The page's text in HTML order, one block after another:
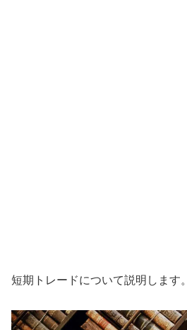
短期トレードについて説明します。